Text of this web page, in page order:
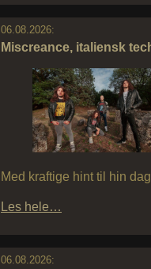
06.08.2026:
Miscreance, italiensk
Med kraftige hint til hin
Les hele…
06.08.2026: